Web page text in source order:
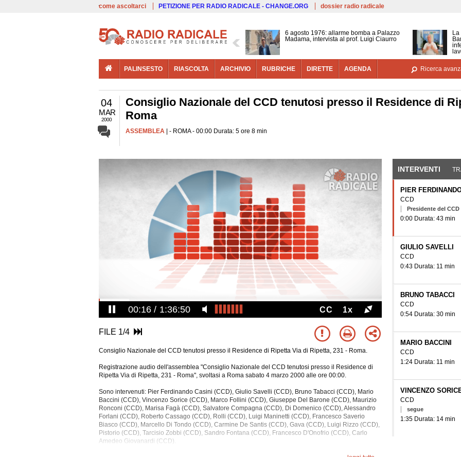
Salta al contenuto principale
come ascoltarci PETIZIONE PER RADIO RADICALE - CHANGE.ORG dossier radio radicale
6 agosto 1976: allarme bomba a Palazzo
Madama, intervista al prof. Luigi Ciaurro
PALINSESTO RIASCOLTA ARCHIVIO RUBRICHE DIRETTE AGENDA Ricerca
04
MAR
2000
Consiglio Nazionale del CCD tenutosi presso il Residence di
Roma
ASSEMBLEA | - ROMA - 00:00 Durata: 5 ore 8 min
00:17 1:36:50 CC 1x
FILE 1/4
Consiglio Nazionale del CCD tenutosi presso il Residence di Ripetta Via di Ripetta, 231 - Roma.
Registrazione audio dell'assemblea "Consiglio Nazionale del CCD tenutosi presso il Residence di
Ripetta Via di Ripetta, 231 - Roma", svoltasi a Roma sabato 4 marzo 2000 alle ore 00:00.
Sono intervenuti: Pier Ferdinando Casini (CCD), Giulio Savelli (CCD), Bruno Tabacci (CCD), Mario
Baccini (CCD), Vincenzo Sorice (CCD), Marco Follini (CCD), Giuseppe Del Barone (CCD), Maurizio
Ronconi (CCD), Marisa Fagà (CCD), Salvatore Compagna (CCD), Di Domenico (CCD), Alessandro
Forlani (CCD), Roberto Cassago (CCD), Rolli (CCD), Luigi Maninetti (CCD), Francesco Saverio
Biasco (CCD), Marcello Di Tondo (CCD), Carmine De Santis (CCD), Gava (CCD), Luigi Rizzo (CCD),
Pistorio (CCD), Tarcisio Zobbi (CCD), Sandro Fontana (CCD), Francesco D'Onofrio (CCD), Carlo
Amedeo Giovanardi (CCD).
INTERVENTI
PIER
CCD
Presidente del CCD
0:00 Durata: 43 min
GIULIO SAVELLI
CCD
0:43 Durata: 11 min
BRUNO TABACCI
CCD
0:54 Durata: 30 min
MARIO BACCINI
CCD
1:24 Durata: 11 min
VINCENZO
CCD
segue
1:35 Durata: 14 min